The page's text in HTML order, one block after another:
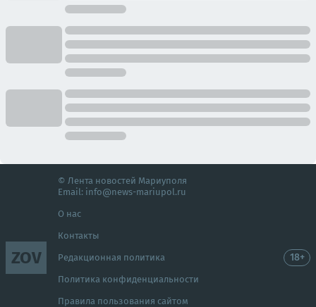
ZOV
© Лента новостей Мариуполя
Email: info@news-mariupol.ru
О нас
Контакты
Редакционная политика
Политика конфиденциальности
Правила пользования сайтом
18+